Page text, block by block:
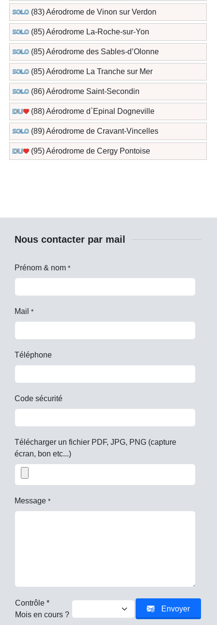
(83) Aérodrome de Vinon sur Verdon
(85) Aérodrome La-Roche-sur-Yon
(85) Aérodrome des Sables-d’Olonne
(85) Aérodrome La Tranche sur Mer
(86) Aérodrome Saint-Secondin
(88) Aérodrome d`Epinal Dogneville
(89) Aérodrome de Cravant-Vincelles
(95) Aérodrome de Cergy Pontoise
Nous contacter par mail
Prénom & nom *
Mail *
Téléphone
Code sécurité
Télécharger un fichier PDF, JPG, PNG (capture
écran, bon etc...)
Message *
Contrôle *
Mois en cours ?
Envoyer